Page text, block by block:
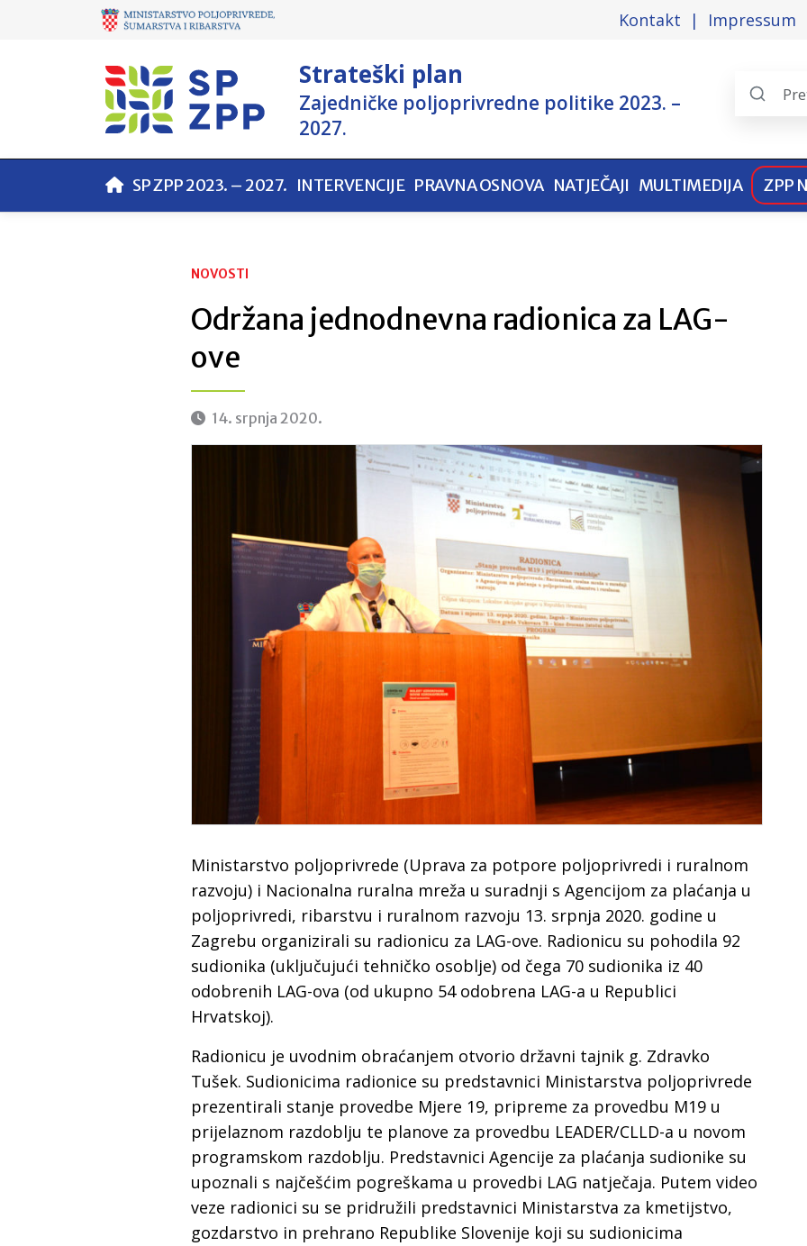
Kontakt Impressum
Strateški plan
Zajedničke poljoprivredne politike 2023. –
2027.
Search
pages
SP ZPP 2023. – 2027. INTERVENCIJE PRAVNA OSNOVA NATJEČAJI MULTIMEDIJA ZPP
NOVOSTI
Održana jednodnevna radionica za LAG-
ove
14. srpnja 2020.
Ministarstvo poljoprivrede (Uprava za potpore poljoprivredi i ruralnom
razvoju) i Nacionalna ruralna mreža u suradnji s Agencijom za plaćanja u
poljoprivredi, ribarstvu i ruralnom razvoju 13. srpnja 2020. godine u
Zagrebu organizirali su radionicu za LAG-ove. Radionicu su pohodila 92
sudionika (uključujući tehničko osoblje) od čega 70 sudionika iz 40
odobrenih LAG-ova (od ukupno 54 odobrena LAG-a u Republici
Hrvatskoj).
Radionicu je uvodnim obraćanjem otvorio državni tajnik g. Zdravko
Tušek. Sudionicima radionice su predstavnici Ministarstva poljoprivrede
prezentirali stanje provedbe Mjere 19, pripreme za provedbu M19 u
prijelaznom razdoblju te planove za provedbu LEADER/CLLD-a u novom
programskom razdoblju. Predstavnici Agencije za plaćanja sudionike su
upoznali s najčešćim pogreškama u provedbi LAG natječaja. Putem video
veze radionici su se pridružili predstavnici Ministarstva za kmetijstvo,
gozdarstvo in prehrano Republike Slovenije koji su sudionicima